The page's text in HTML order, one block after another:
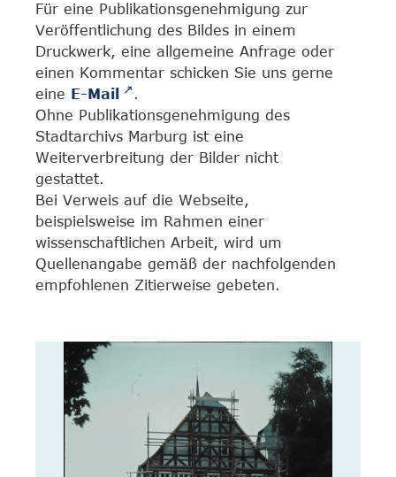
Für eine Publikationsgenehmigung zur
Veröffentlichung des Bildes in einem
Druckwerk, eine allgemeine Anfrage oder
einen Kommentar schicken Sie uns gerne
eine E-Mail
.
Ohne Publikationsgenehmigung des
Stadtarchivs Marburg ist eine
Weiterverbreitung der Bilder nicht
gestattet.
Bei Verweis auf die Webseite,
beispielsweise im Rahmen einer
wissenschaftlichen Arbeit, wird um
Quellenangabe gemäß der nachfolgenden
empfohlenen Zitierweise gebeten.